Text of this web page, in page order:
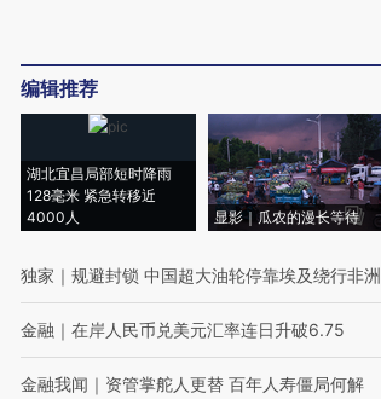
编辑推荐
湖北宜昌局部短时降雨
128毫米 紧急转移近
4000人
显影｜瓜农的漫长等待
独家 ｜ 规避封锁 中国超大油轮停靠埃及绕行非洲
金融 ｜ 在岸人民币兑美元汇率连日升破6.75
金融我闻 ｜ 资管掌舵人更替 百年人寿僵局何解